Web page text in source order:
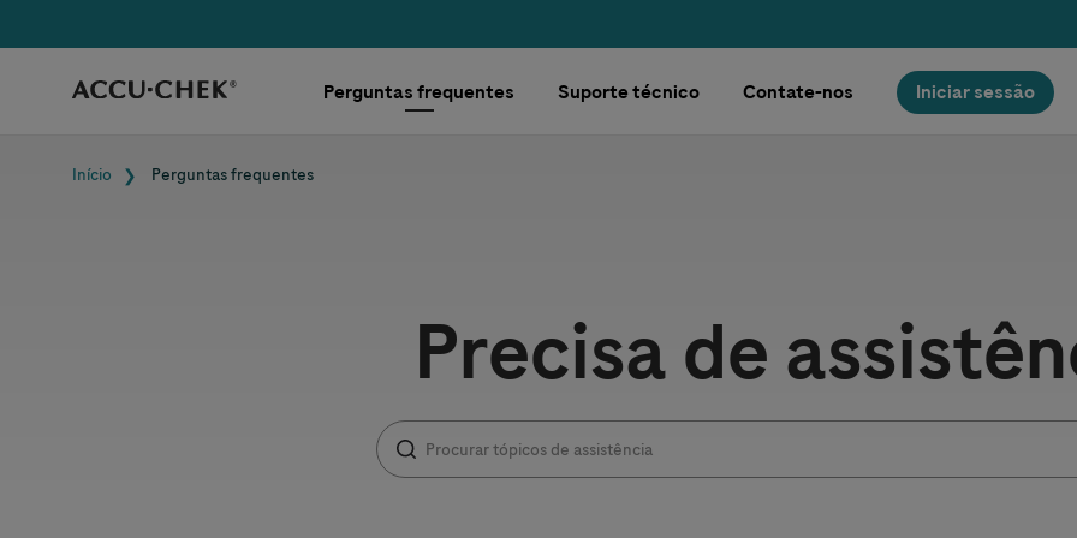
Perguntas frequentes Suporte técnico Contate-nos Iniciar sessão
Navegação estrutural
Início Perguntas frequentes
Precisa de